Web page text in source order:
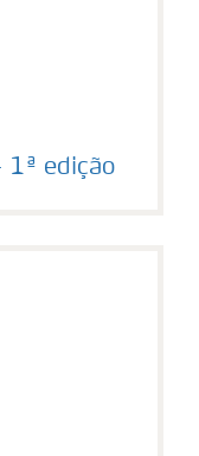
1ª edição